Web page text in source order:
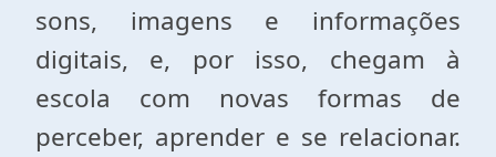
sons, imagens e informações
digitais, e, por isso, chegam à
escola com novas formas de
perceber, aprender e se relacionar.